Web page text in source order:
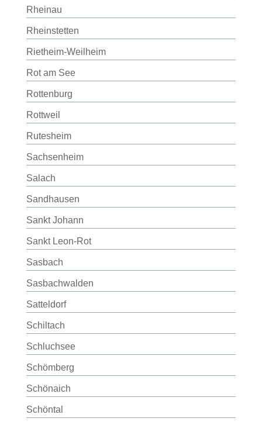
Rheinau
Rheinstetten
Rietheim-Weilheim
Rot am See
Rottenburg
Rottweil
Rutesheim
Sachsenheim
Salach
Sandhausen
Sankt Johann
Sankt Leon-Rot
Sasbach
Sasbachwalden
Satteldorf
Schiltach
Schluchsee
Schömberg
Schönaich
Schöntal